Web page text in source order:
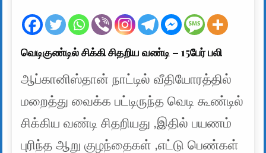
வெடிகுண்டில் சிக்கி சிதறிய வண்டி – 15பேர் பலி
ஆப்கானிஸ்தான் நாட்டில் வீதியோரத்தில்
மறைத்து வைக்க பட்டிருந்த வெடி கூண்டில்
சிக்கிய வண்டி சிதறியது ,இதில் பயணம்
புரிந்த ஆறு குழந்தைகள் ,எட்டு பெண்கள்